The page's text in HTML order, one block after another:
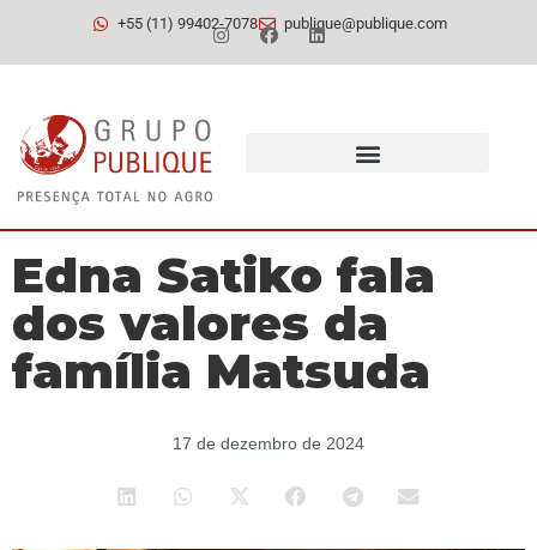
+55 (11) 99402-7078 publique@publique.com
Edna Satiko fala
dos valores da
família Matsuda
17 de dezembro de 2024